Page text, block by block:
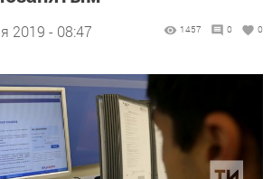
2019 - 08:47 1457 0 0